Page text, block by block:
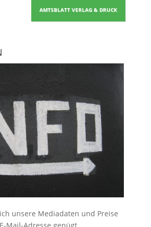
AMTSBLATT VERLAG & DRUCK
unsere Mediadaten und Preise